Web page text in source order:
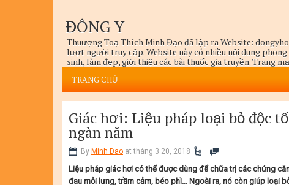
ĐÔNG Y
Thuượng Toạ Thích Minh Đạo đã lập ra Website:
lượt người truy cập. Website này có nhiều nội dung
sinh, làm đẹp, giới thiệu các bài thuốc gia truyền. Trang
thức Dinh Dưỡng, Dưỡng Sinh, và Trị Bệnh Mục tiêu của
mọi cách, mọi thủ thuật, mọi phương pháp để điều trị một
TRANG CHỦ
Giác hơi: Liệu pháp loại bỏ độc
ngàn năm
By Minh Dao at tháng 3 20, 2018
Liệu pháp giác hơi có thể được dùng đểchữa trị các chứng
đau mỏi lưng, trầm cảm, béo phì… Ngoài ra, nó còn giúp loại